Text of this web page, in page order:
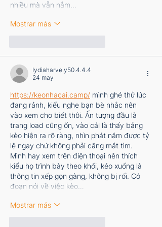
nhiều mà vẫn nắm…
Mostrar más
lydiaharve.y50.4.4.4
24 may
https://keonhacai.camp/ mình ghé thử lúc
đang rảnh, kiểu nghe bạn bè nhắc nên
vào xem cho biết thôi. Ấn tượng đầu là
trang load cũng ổn, vào cái là thấy bảng
kèo hiện ra rõ ràng, nhìn phát nắm được tỷ
lệ ngay chứ không phải căng mắt tìm.
Mình hay xem trên điện thoại nên thích
kiểu họ trình bày theo khối, kéo xuống là
thông tin xếp gọn gàng, không bị rối. Có
đoạn nói về việc kèo…
Mostrar más